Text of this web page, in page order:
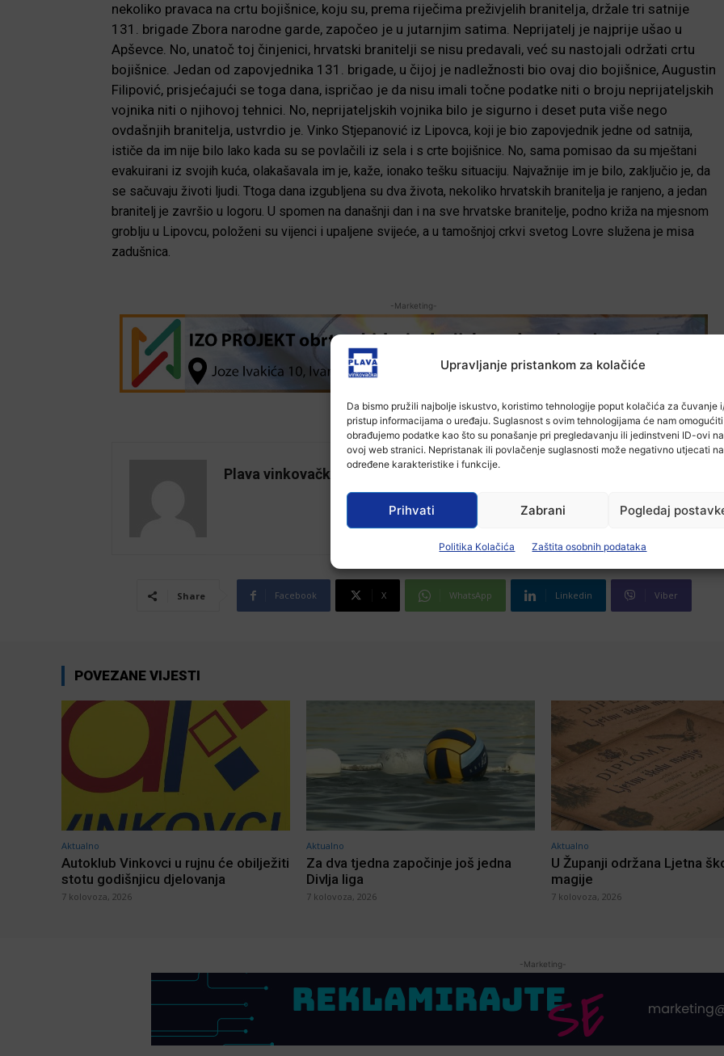
Upravljanje pristankom za kolačiće
Da bismo pružili najbolje iskustvo, koristimo tehnologije poput kolačića za čuvanje
pristup informacijama o uređaju. Suglasnost s ovim tehnologijama će nam
obrađujemo podatke kao što su ponašanje pri pregledavanju ili jedinstveni ID-ovi na
ovoj web stranici. Nepristanak ili povlačenje suglasnosti može negativno utjecati na
određene karakteristike i funkcije.
Prihvati Zabrani Pogledaj
Politika Kolačića Zaštita osobnih podataka
nekoliko pravaca na crtu bojišnice, koju su, prema riječima preživjelih branitelja, držale tri satnije
131. brigade Zbora narodne garde, započeo je u jutarnjim satima. Neprijatelj je najprije ušao u
Apševce. No, unatoč toj činjenici, hrvatski branitelji se nisu predavali, već su nastojali održati crtu
bojišnice. Jedan od zapovjednika 131. brigade, u čijoj je nadležnosti bio ovaj dio bojišnice, Augustin
Filipović, prisjećajući se toga dana, ispričao je da nisu imali točne podatke niti o broju neprijateljskih
vojnika niti o njihovoj tehnici. No, neprijateljskih vojnika bilo je sigurno i deset puta više nego
ovdašnjih branitelja, ustvrdio je. Vinko Stjepanović iz Lipovca, koji je bio zapovjednik jedne od satnija,
ističe da im nije bilo lako kada su se povlačili iz sela i s crte bojišnice. No, sama pomisao da su mještani
evakuirani iz svojih kuća, olakašavala im je, kaže, ionako tešku situaciju. Najvažnije im je bilo, zaključio je, da
se sačuvaju životi ljudi. Ttoga dana izgubljena su dva života, nekoliko hrvatskih branitelja je ranjeno, a jedan
branitelj je završio u logoru. U spomen na današnji dan i na sve hrvatske branitelje, podno križa na mjesnom
groblju u Lipovcu, položeni su vijenci i upaljene svijeće, a u tamošnjoj crkvi svetog Lovre služena je misa
zadušnica.
-Marketing-
Plava vinkovačka
Share Facebook X WhatsApp Linkedin Viber
POVEZANE VIJESTI
Aktualno
Autoklub Vinkovci u rujnu će obilježiti
stotu godišnjicu djelovanja
7 kolovoza, 2026
Aktualno
Za dva tjedna započinje još jedna
Divlja liga
7 kolovoza, 2026
Aktualno
U Županji održana Ljetna
magije
7 kolovoza, 2026
-Marketing-